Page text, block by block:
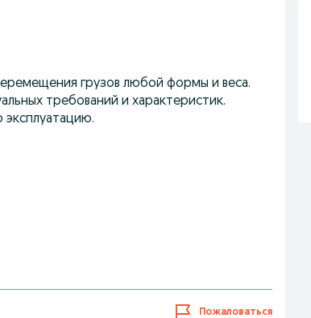
грузов любой формы и веса.
требований и характеристик.
эксплуатацию.
Пожаловаться